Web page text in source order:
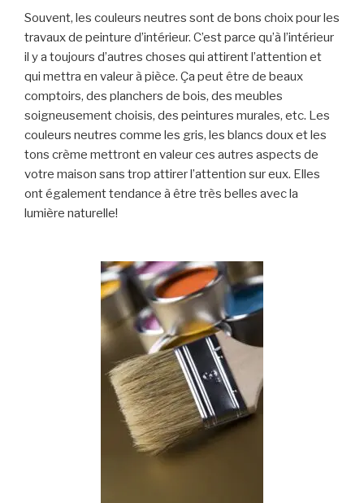
Souvent, les couleurs neutres sont de bons choix pour les
travaux de peinture d’intérieur. C’est parce qu’à l’intérieur
il y a toujours d’autres choses qui attirent l’attention et
qui mettra en valeur à pièce. Ça peut être de beaux
comptoirs, des planchers de bois, des meubles
soigneusement choisis, des peintures murales, etc. Les
couleurs neutres comme les gris, les blancs doux et les
tons crème mettront en valeur ces autres aspects de
votre maison sans trop attirer l’attention sur eux. Elles
ont également tendance à être très belles avec la
lumière naturelle!